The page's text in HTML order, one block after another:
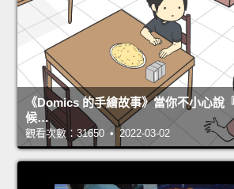
《Domics 的手繪故事》當你不小心說
候…
觀看次數：31650 • 2022-03-02